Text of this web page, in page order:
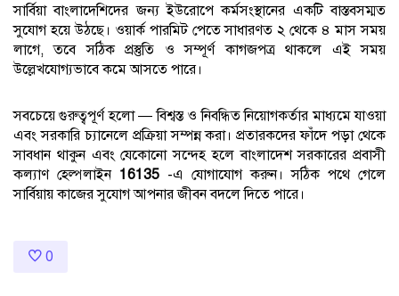
সার্বিয়া বাংলাদেশিদের জন্য ইউরোপে কর্মসংস্থানের একটি বাস্তবসম্মত
সুযোগ হয়ে উঠছে। ওয়ার্ক পারমিট পেতে সাধারণত ২ থেকে ৪ মাস সময়
লাগে, তবে সঠিক প্রস্তুতি ও সম্পূর্ণ কাগজপত্র থাকলে এই সময়
উল্লেখযোগ্যভাবে কমে আসতে পারে।
সবচেয়ে গুরুত্বপূর্ণ হলো — বিশ্বস্ত ও নিবন্ধিত নিয়োগকর্তার মাধ্যমে যাওয়া
এবং সরকারি চ্যানেলে প্রক্রিয়া সম্পন্ন করা। প্রতারকদের ফাঁদে পড়া থেকে
সাবধান থাকুন এবং যেকোনো সন্দেহ হলে বাংলাদেশ সরকারের প্রবাসী
কল্যাণ হেল্পলাইন 16135 -এ যোগাযোগ করুন। সঠিক পথে গেলে
সার্বিয়ায় কাজের সুযোগ আপনার জীবন বদলে দিতে পারে।
0